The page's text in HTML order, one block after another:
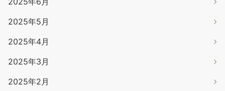
2025年5月
2025年4月
2025年3月
2025年2月